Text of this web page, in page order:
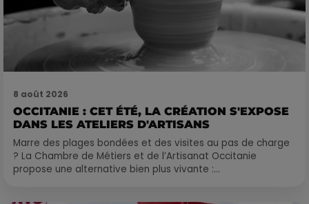
8 août 2026
OCCITANIE : CET ÉTÉ, LA CRÉATION S'EXPOSE
DANS LES ATELIERS D'ARTISANS
Marre des plages bondées et des visites au pas de charge
? La Chambre de Métiers et de l’Artisanat Occitanie
propose une alternative bien plus vivante :...